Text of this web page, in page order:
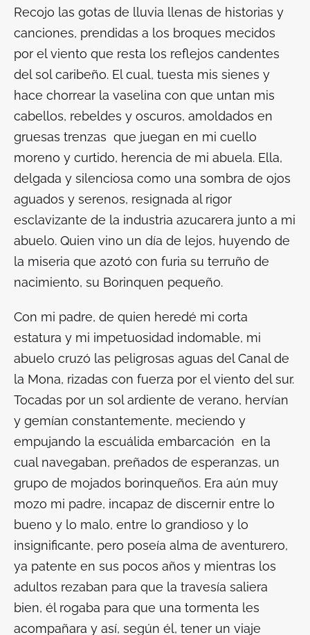
Recojo las gotas de lluvia llenas de historias y
canciones, prendidas a los broques mecidos
por el viento que resta los reflejos candentes
del sol caribeño. El cual, tuesta mis sienes y
hace chorrear la vaselina con que untan mis
cabellos, rebeldes y oscuros, amoldados en
gruesas trenzas que juegan en mi cuello
moreno y curtido, herencia de mi abuela. Ella,
delgada y silenciosa como una sombra de ojos
aguados y serenos, resignada al rigor
esclavizante de la industria azucarera junto a mi
abuelo. Quien vino un día de lejos, huyendo de
la miseria que azotó con furia su terruño de
nacimiento, su Borinquen pequeño.
Con mi padre, de quien heredé mi corta
estatura y mi impetuosidad indomable, mi
abuelo cruzó las peligrosas aguas del Canal de
la Mona, rizadas con fuerza por el viento del sur.
Tocadas por un sol ardiente de verano, hervían
y gemían constantemente, meciendo y
empujando la escuálida embarcación en la
cual navegaban, preñados de esperanzas, un
grupo de mojados borinqueños. Era aún muy
mozo mi padre, incapaz de discernir entre lo
bueno y lo malo, entre lo grandioso y lo
insignificante, pero poseía alma de aventurero,
ya patente en sus pocos años y mientras los
adultos rezaban para que la travesía saliera
bien, él rogaba para que una tormenta les
acompañara y así, según él, tener un viaje